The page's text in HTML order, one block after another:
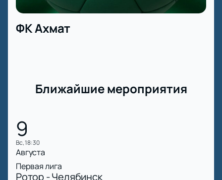
ФК Ахмат
Ближайшие мероприятия
9
вс, 18:30
Августа
Первая лига
Ротор - Челябинск